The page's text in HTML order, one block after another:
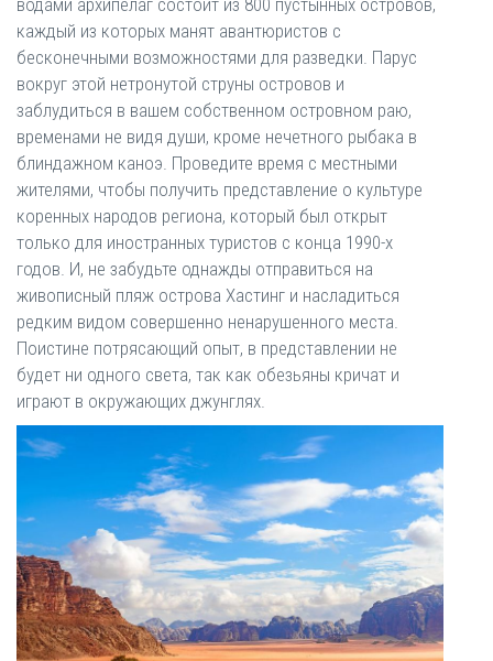
водами архипелаг состоит из 800 пустынных островов,
каждый из которых манят авантюристов с
бесконечными возможностями для разведки. Парус
вокруг этой нетронутой струны островов и
заблудиться в вашем собственном островном раю,
временами не видя души, кроме нечетного рыбака в
блиндажном каноэ. Проведите время с местными
жителями, чтобы получить представление о культуре
коренных народов региона, который был открыт
только для иностранных туристов с конца 1990-х
годов. И, не забудьте однажды отправиться на
живописный пляж острова Хастинг и насладиться
редким видом совершенно ненарушенного места.
Поистине потрясающий опыт, в представлении не
будет ни одного света, так как обезьяны кричат и
играют в окружающих джунглях.